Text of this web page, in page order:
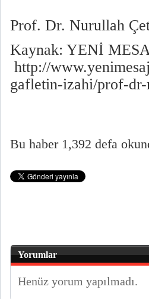
Prof. Dr. Nurullah
Kaynak: YENİ
http://
gafletin-izahi/prof-
Bu haber 1,392 defa
Yorumlar
Henüz yorum yapılmadı.